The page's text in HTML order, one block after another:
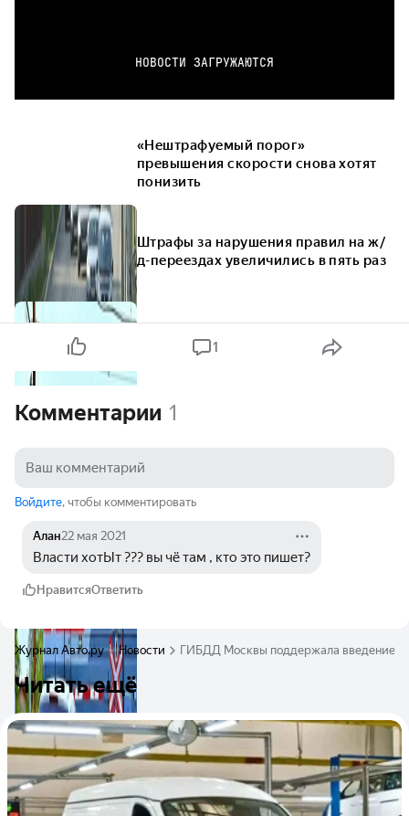
НОВОСТИ ЗАГРУЖАЮТСЯ
«Нештрафуемый порог»
превышения скорости снова хотят
понизить
Штрафы за нарушения правил на ж/
д-переездах увеличились в пять раз
1
Комментарии 1
Войдите, чтобы комментировать
Алан22 мая 2021
Власти хотЫт ??? вы чё там , кто это пишет?
НравитсяОтветить
Журнал Авто.ру Новости ГИБДД Москвы поддержала введение
Читать ещё